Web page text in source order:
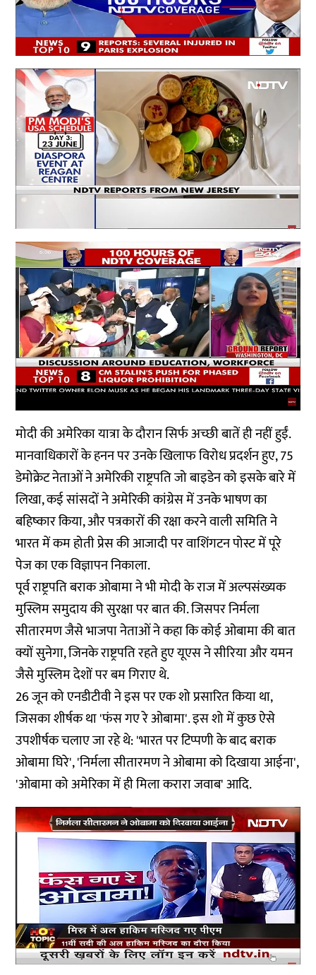
मोदी की अमेरिका यात्रा के दौरान सिर्फ अच्छी बातें ही नहीं हुईं.
मानवाधिकारों के हनन पर उनके खिलाफविरोध प्रदर्शनहुए, 75
डेमोक्रेट नेताओं नेअमेरिकी राष्ट्रपति जो बाइडेनको इसके बारे में
लिखा, कई सांसदों ने अमेरिकी कांग्रेस में उनके भाषण का
बहिष्कार किया, और पत्रकारों की रक्षा करने वाली समिति ने
भारत में कम होती प्रेस की आजादी पर वाशिंगटन पोस्ट मेंपूरे
पेज का एक विज्ञापननिकाला.
पूर्व राष्ट्रपति बराक ओबामा ने भी मोदी के राज में अल्पसंख्यक
मुस्लिम समुदाय की सुरक्षा पर बात की. जिसपर निर्मला
सीतारमण जैसे भाजपा नेताओं ने कहा कि कोई ओबामा की बात
क्यों सुनेगा, जिनके राष्ट्रपति रहते हुए यूएस ने सीरिया और यमन
जैसे मुस्लिम देशों पर बम गिराए थे.
26 जून को एनडीटीवी ने इस पर एकशोप्रसारित किया था,
जिसका शीर्षक था 'फंस गए रे ओबामा'. इस शो में कुछ ऐसे
उपशीर्षक चलाए जा रहे थे: 'भारत पर टिप्पणी के बाद बराक
ओबामा घिरे', 'निर्मला सीतारमण ने ओबामा को दिखाया आईना',
'ओबामा को अमेरिका में ही मिला करारा जवाब' आदि.